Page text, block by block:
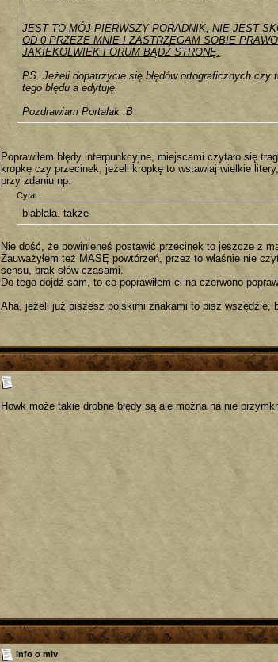
JEST TO MÓJ PIERWSZY PORADNIK, NIE JEST
OD 0 PRZEZE MNIE I ZASTRZEGAM SOBIE
JAKIEKOLWIEK FORUM BĄDŹ STRONĘ.
PS. Jeżeli dopatrzycie się błędów ortograficznych
tego błędu a edytuję.
Pozdrawiam Portalak :B
Poprawiłem błędy interpunkcyjne, miejscami czytało się
kropkę czy przecinek, jeżeli kropkę to wstawiaj wielkie
przy zdaniu np.
Cytat:
blablala. także
Nie dość, że powinieneś postawić przecinek to jeszcze z
Zauważyłem też MASĘ powtórzeń, przez to właśnie nie
sensu, brak słów czasami.
Do tego dojdź sam, to co poprawiłem ci na czerwono
Aha, jeżeli już piszesz polskimi znakami to pisz wszędzie,
Howk może takie drobne błędy są ale można na nie
Info o mlv